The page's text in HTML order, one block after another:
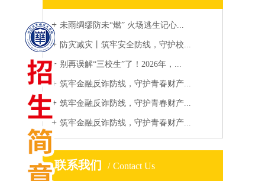
未雨绸缪防未“燃” 火场逃生记心...
防灾减灾丨筑牢安全防线，守护校...
别再误解“三校生”了！2026年，...
筑牢金融反诈防线，守护青春财产...
筑牢金融反诈防线，守护青春财产...
筑牢金融反诈防线，守护青春财产...
联系我们 Contact Us